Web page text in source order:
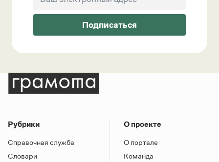
Подписаться
Рубрики
Справочная служба
Словари
О проекте
О портале
Команда